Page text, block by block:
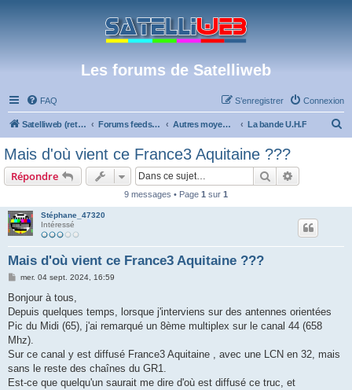
Les forums de Satelliweb
FAQ Connexion
S’enregistrer
Satelliweb (retour vers le site) Forums feeds et réception TV numérique Autres moyens de réception et actualités La bande U.H.F
Mais d'où vient ce France3 Aquitaine ???
Répondre Rechercher
9 messages • Page 1 sur 1
Stéphane_47320
Intéressé
Mais d'où vient ce France3 Aquitaine ???
M
s
a
g
mer. 04 sept. 2024, 16:59
Bonjour à tous,
Depuis quelques temps, lorsque j'interviens sur des antennes orientées
Pic du Midi (65), j'ai remarqué un 8ème multiplex sur le canal 44 (658
Mhz).
Sur ce canal y est diffusé France3 Aquitaine , avec une LCN en 32, mais
sans le reste des chaînes du GR1.
Est-ce que quelqu'un saurait me dire d'où est diffusé ce truc, et